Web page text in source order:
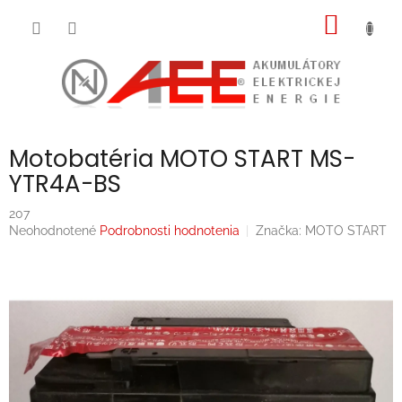
Motobatéria MOTO START MS-
YTR4A-BS
207
Priemerné
0,0
hviezdičiek.
Neohodnotené Podrobnosti hodnotenia Značka: MOTO START